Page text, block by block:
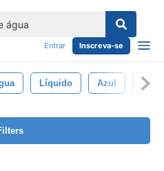
Entrar Inscreva-se
Líquido Azul